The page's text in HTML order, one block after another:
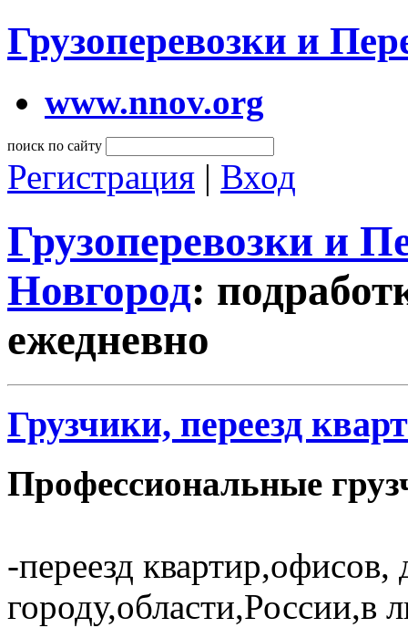
Грузоперевозки и
www.nnov.org
поиск по сайту
Регистрация | Вход
Грузоперевозки и
Новгород:
ежедневно
Грузчики, переезд
Профессиональные
-переезд
городу,области,России,в